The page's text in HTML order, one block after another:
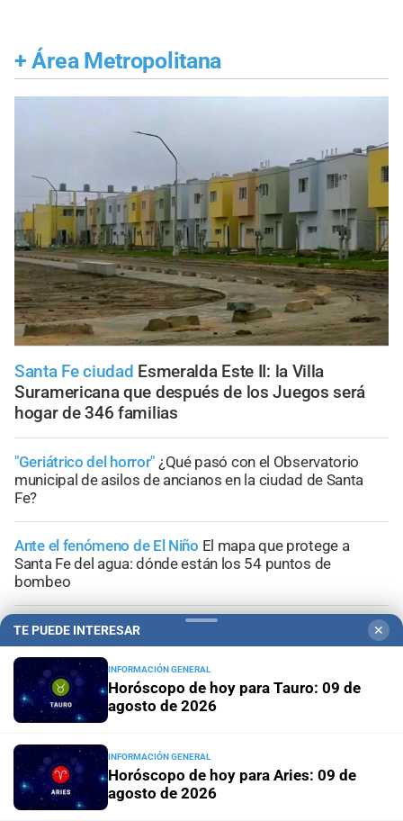
+ Área Metropolitana
Santa Fe ciudad Esmeralda Este II: la Villa
Suramericana que después de los Juegos será
hogar de 346 familias
"Geriátrico del horror" ¿Qué pasó con el Observatorio
municipal de asilos de ancianos en la ciudad de Santa
Fe?
Ante el fenómeno de El Niño El mapa que protege a
Santa Fe del agua: dónde están los 54 puntos de
bombeo
Clima Qué dice el pronóstico de este sábado en la ciudad
de Santa Fe
Gestión de RiesgoFenómeno El Niño: así es el portal
informativo que lanzó la ciudad de Santa Fe
TE PUEDE INTERESAR ✕
INFORMACIÓN GENERAL
Horóscopo de hoy para Tauro: 09 de
agosto de 2026
INFORMACIÓN GENERAL
Horóscopo de hoy para Aries: 09 de
agosto de 2026